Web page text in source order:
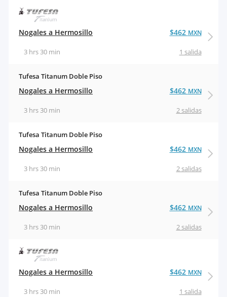
Nogales a Hermosillo
1 salida
3 hrs 30 min
$462 MXN
Tufesa Titanum Doble Piso
Nogales a Hermosillo
2 salidas
3 hrs 30 min
$462 MXN
Tufesa Titanum Doble Piso
Nogales a Hermosillo
2 salidas
3 hrs 30 min
$462 MXN
Tufesa Titanum Doble Piso
Nogales a Hermosillo
2 salidas
3 hrs 30 min
$462 MXN
Nogales a Hermosillo
1 salida
3 hrs 30 min
$462 MXN